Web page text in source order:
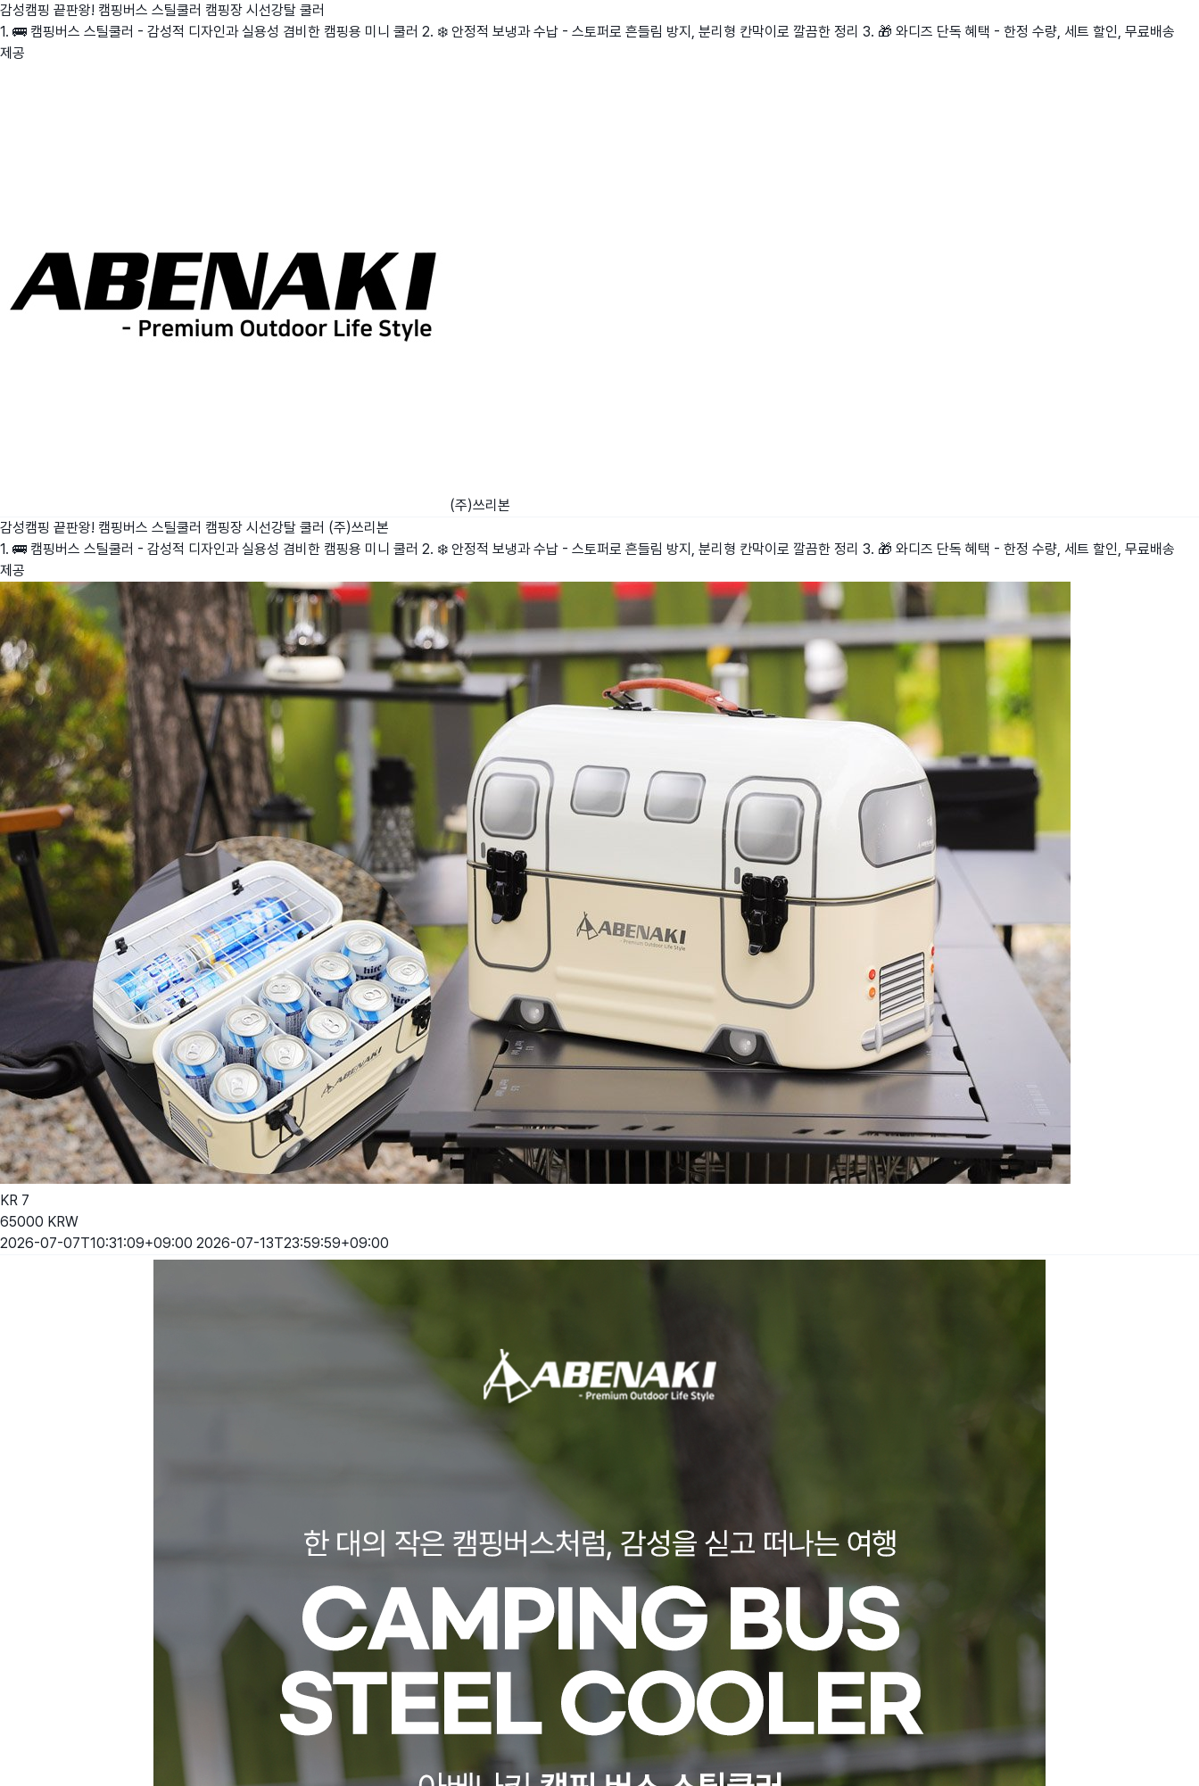
감성캠핑 끝판왕! 캠핑버스 스틸쿨러 캠핑장 시선강탈 쿨러
1. 🚌 캠핑버스 스틸쿨러 - 감성적 디자인과 실용성 겸비한 캠핑용 미니 쿨러 2. ❄️ 안정적 보냉과 수납 - 스토퍼로 흔들림 방지, 분리형 칸막이로 깔끔한 정리 3. 🎁 와디즈 단독 혜택 - 한정 수량, 세트 할인, 무료배송
제공
(주)쓰리본
감성캠핑 끝판왕! 캠핑버스 스틸쿨러 캠핑장 시선강탈 쿨러 (주)쓰리본
1. 🚌 캠핑버스 스틸쿨러 - 감성적 디자인과 실용성 겸비한 캠핑용 미니 쿨러 2. ❄️ 안정적 보냉과 수납 - 스토퍼로 흔들림 방지, 분리형 칸막이로 깔끔한 정리 3. 🎁 와디즈 단독 혜택 - 한정 수량, 세트 할인, 무료배송
제공
KR 7
65000 KRW
2026-07-07T10:31:09+09:00 2026-07-13T23:59:59+09:00